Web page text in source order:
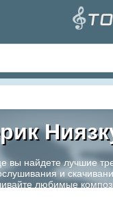
вы найдете лучшие
и
любимые